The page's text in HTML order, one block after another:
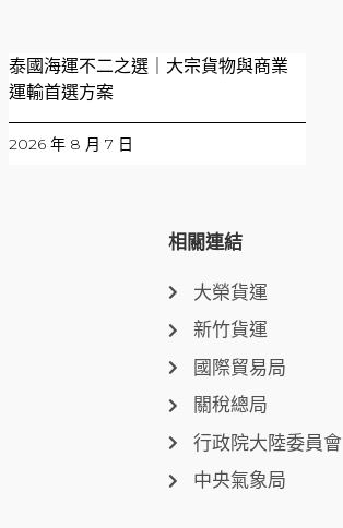
泰國海運不二之選｜大宗貨物與商業
運輸首選方案
2026 年 8 月 7 日
相關連結
大榮貨運
新竹貨運
國際貿易局
關稅總局
行政院大陸委員會
中央氣象局